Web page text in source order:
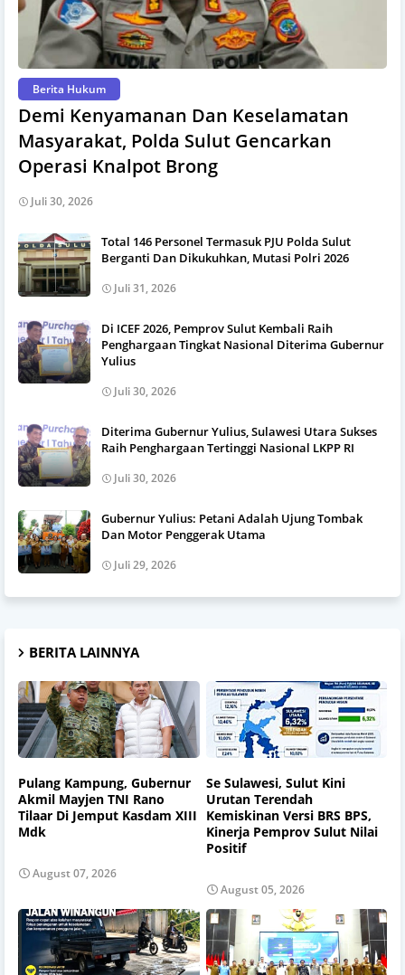
Berita Hukum
Demi Kenyamanan Dan Keselamatan
Masyarakat, Polda Sulut Gencarkan
Operasi Knalpot Brong
Juli 30, 2026
Total 146 Personel Termasuk PJU Polda Sulut
Berganti Dan Dikukuhkan, Mutasi Polri 2026
Juli 31, 2026
Di ICEF 2026, Pemprov Sulut Kembali Raih
Penghargaan Tingkat Nasional Diterima Gubernur
Yulius
Juli 30, 2026
Diterima Gubernur Yulius, Sulawesi Utara Sukses
Raih Penghargaan Tertinggi Nasional LKPP RI
Juli 30, 2026
Gubernur Yulius: Petani Adalah Ujung Tombak
Dan Motor Penggerak Utama
Juli 29, 2026
BERITA LAINNYA
Pulang Kampung, Gubernur
Akmil Mayjen TNI Rano
Tilaar Di Jemput Kasdam XIII
Mdk
August 07, 2026
Se Sulawesi, Sulut Kini
Urutan Terendah
Kemiskinan Versi BRS BPS,
Kinerja Pemprov Sulut Nilai
Positif
August 05, 2026